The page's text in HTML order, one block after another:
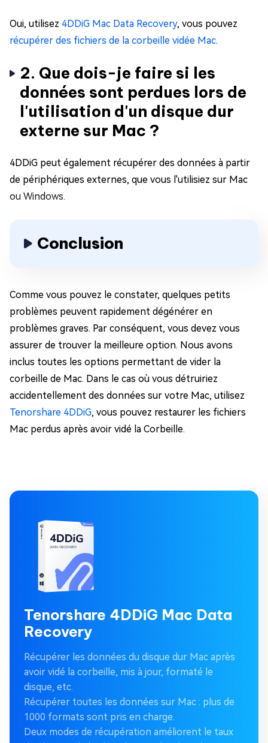
Oui, utilisez 4DDiG Mac Data Recovery, vous pouvez
récupérer des fichiers de la corbeille vidée Mac.
2. Que dois-je faire si les
données sont perdues lors de
l'utilisation d'un disque dur
externe sur Mac ?
4DDiG peut également récupérer des données à partir
de périphériques externes, que vous l'utilisiez sur Mac
ou Windows.
Conclusion
Comme vous pouvez le constater, quelques petits
problèmes peuvent rapidement dégénérer en
problèmes graves. Par conséquent, vous devez vous
assurer de trouver la meilleure option. Nous avons
inclus toutes les options permettant de vider la
corbeille de Mac. Dans le cas où vous détruiriez
accidentellement des données sur votre Mac, utilisez
Tenorshare 4DDiG, vous pouvez restaurer les fichiers
Mac perdus après avoir vidé la Corbeille.
Tenorshare 4DDiG Mac Data
Recovery
Récupérer les données du disque dur Mac après
avoir vidé la corbeille, mis à jour, formaté le
disque, etc.
Récupérer toutes les données sur Mac : plus de
1000 formats sont pris en charge.
Deux modes de récupération améliorent le taux